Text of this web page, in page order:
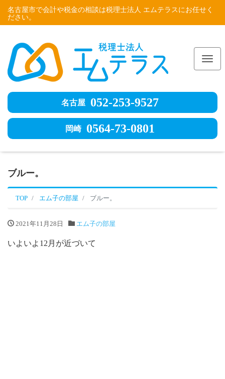
名古屋市で会計や税金の相談は税理士法人 エムテラスにお任せく
ださい。
名古屋 052-253-9527
岡崎 0564-73-0801
ブルー。
TOP エム子の部屋 ブルー。
2021年11月28日 エム子の部屋
いよいよ12月が近づいて